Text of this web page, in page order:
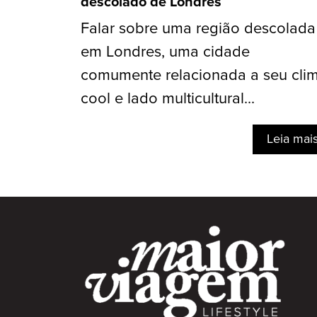
Falar sobre uma região descolada
em Londres, uma cidade
comumente relacionada a seu
cool e lado multicultural...
Leia